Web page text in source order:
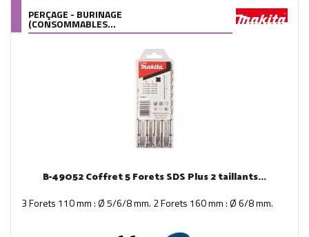
PERÇAGE - BURINAGE
(CONSOMMABLES...
B-49052 Coffret 5 Forets SDS Plus 2 taillants...
3 Forets 110 mm : Ø 5/6/8 mm. 2 Forets 160 mm : Ø 6/8 mm.